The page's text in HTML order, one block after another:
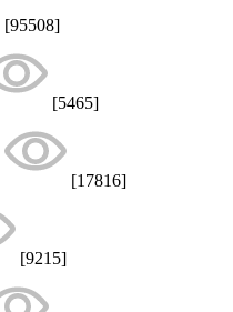
[95508]
[5465]
[17816]
[9215]